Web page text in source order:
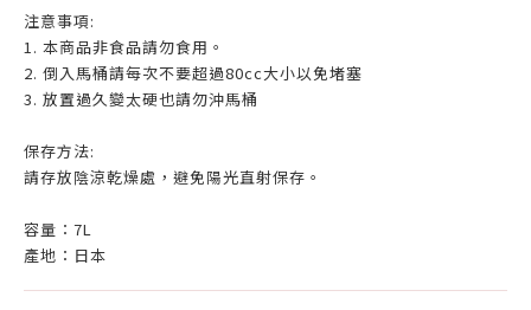
注意事項:
1. 本商品非食品請勿食用。
2. 倒入馬桶請每次不要超過80cc大小以免堵塞
3. 放置過久變太硬也請勿沖馬桶
保存方法:
請存放陰涼乾燥處，避免陽光直射保存。
容量：7L
產地：日本